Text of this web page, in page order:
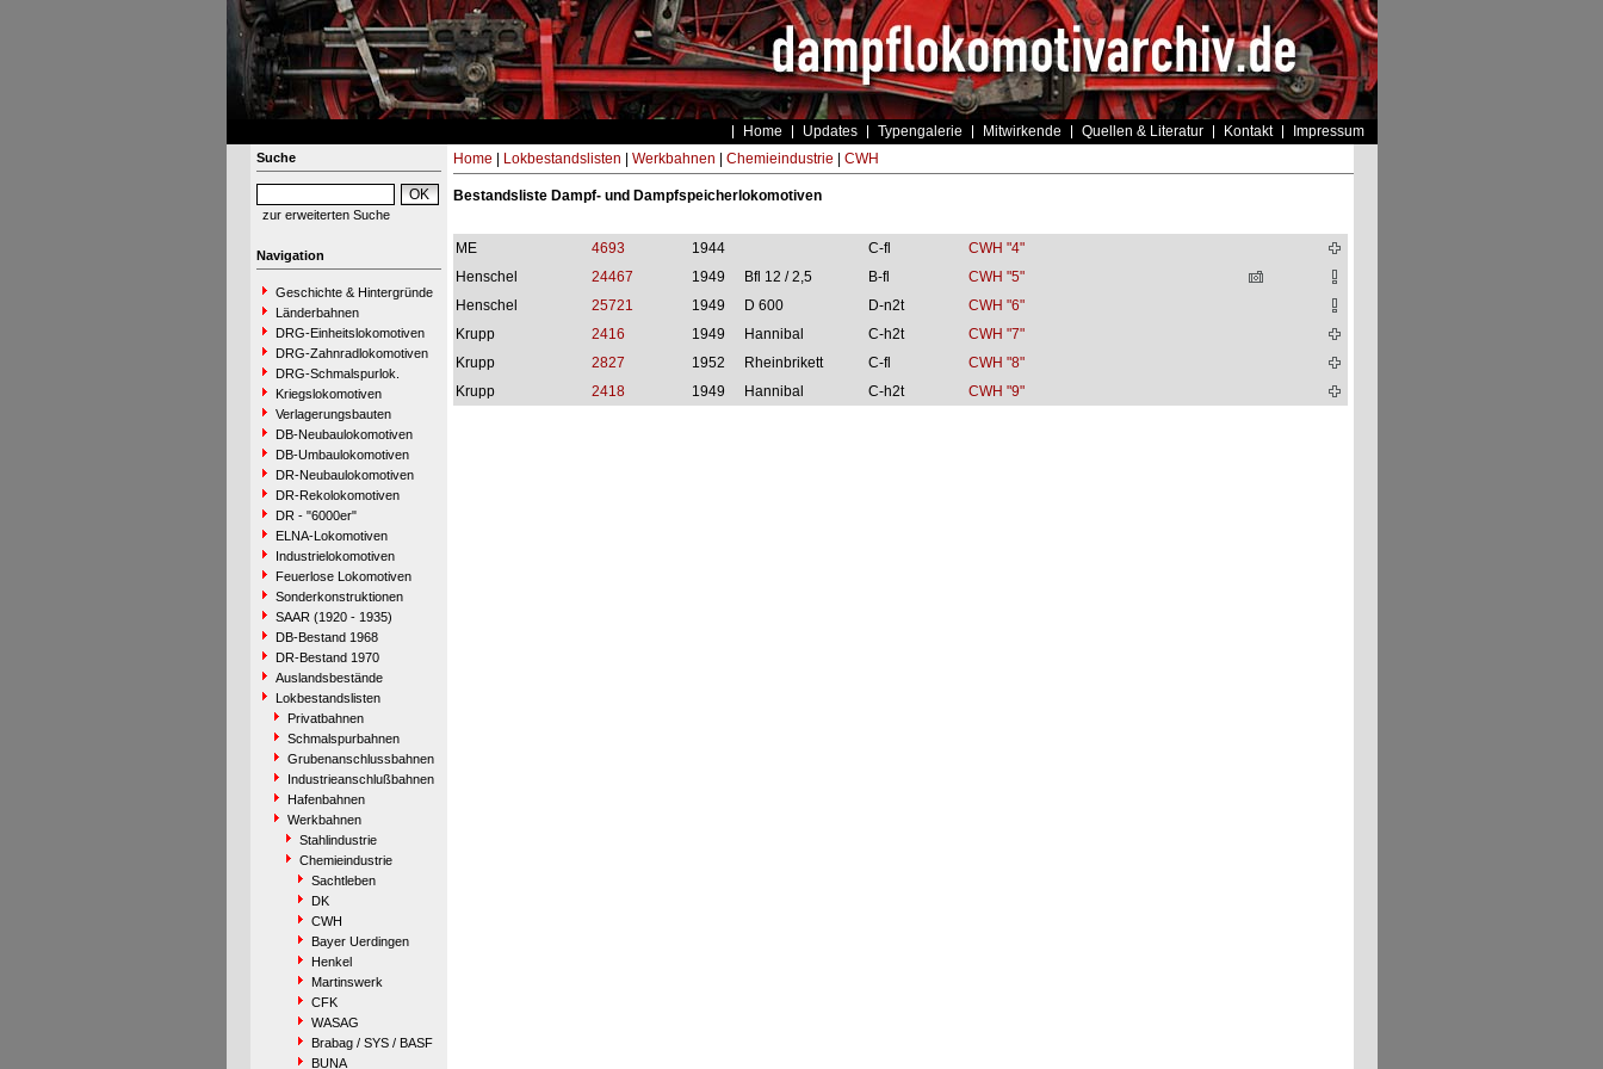
Home Updates Typengalerie Mitwirkende Quellen & Literatur Kontakt Impressum
Suche
zur erweiterten Suche
Navigation
Geschichte & Hintergründe
Länderbahnen
DRG-Einheitslokomotiven
DRG-Zahnradlokomotiven
DRG-Schmalspurlok.
Kriegslokomotiven
Verlagerungsbauten
DB-Neubaulokomotiven
DB-Umbaulokomotiven
DR-Neubaulokomotiven
DR-Rekolokomotiven
DR - "6000er"
ELNA-Lokomotiven
Industrielokomotiven
Feuerlose Lokomotiven
Sonderkonstruktionen
SAAR (1920 - 1935)
DB-Bestand 1968
DR-Bestand 1970
Auslandsbestände
Lokbestandslisten
Privatbahnen
Schmalspurbahnen
Grubenanschlussbahnen
Industrieanschlußbahnen
Hafenbahnen
Werkbahnen
Stahlindustrie
Chemieindustrie
Sachtleben
DK
CWH
Bayer Uerdingen
Henkel
Martinswerk
CFK
WASAG
Brabag / SYS / BASF
BUNA
Home Lokbestandslisten Werkbahnen Chemieindustrie CWH
Bestandsliste Dampf- und Dampfspeicherlokomotiven
ME 4693 1944 C-fl
CWH "4"
Henschel
24467 1949 Bfl 12 / 2,5 B-fl
CWH "5"
Henschel
25721 1949 D 600 D-n2t
CWH "6"
Krupp
2416 1949 Hannibal C-h2t
CWH "7"
Krupp
2827 1952 Rheinbrikett C-fl
CWH "8"
Krupp
2418 1949 Hannibal C-h2t CWH "9"